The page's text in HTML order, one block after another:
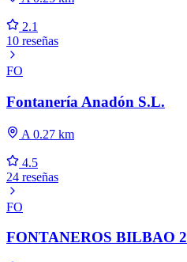
2.1
10 reseñas
FO
Fontanería Anadón S.L.
A 0.27 km
4.5
24 reseñas
FO
FONTANEROS BILBAO